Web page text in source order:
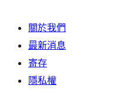
關於我們
最新消息
寄存
隱私權